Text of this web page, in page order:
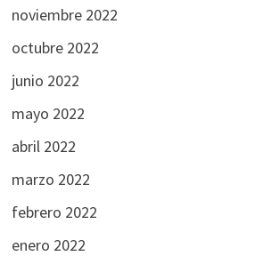
noviembre 2022
octubre 2022
junio 2022
mayo 2022
abril 2022
marzo 2022
febrero 2022
enero 2022